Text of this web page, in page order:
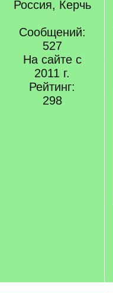
Россия, Керчь
Сообщений:
527
На сайте с
2011 г.
Рейтинг:
298